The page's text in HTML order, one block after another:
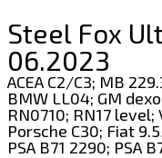
Steel Fox
06.2023
ACEA C2/C3; MB
BMW LL04; GM
RN0710; RN17
Porsche C30; Fiat
PSA B71 2290; PSA